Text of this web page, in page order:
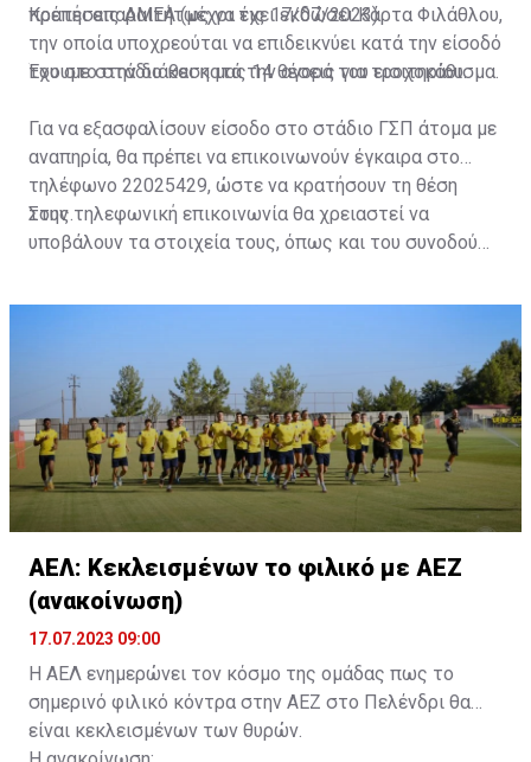
πρέπει απαραιτήτως να έχει εκδώσει Κάρτα Φιλάθλου,
την οποία υποχρεούται να επιδεικνύει κατά την είσοδό
του στο στάδιο και κατά την αγορά του εισιτηρίου.
Κρατήσεις ΑΜΕΑ (μέχρι τις 17/07/2023)
Έχουμε στην διάθεση μας 14 θέσεις για τροχοκάθισμα.
Για να εξασφαλίσουν είσοδο στο στάδιο ΓΣΠ άτομα με
αναπηρία, θα πρέπει να επικοινωνούν έγκαιρα στο
τηλέφωνο 22025429, ώστε να κρατήσουν τη θέση
τους.
Στην τηλεφωνική επικοινωνία θα χρειαστεί να
υποβάλουν τα στοιχεία τους, όπως και του συνοδού
ονοματεπώνυμο, αριθμός πινακίδας αυτοκινήτου,
ΑΕΛ: Κεκλεισμένων το φιλικό με ΑΕΖ
(ανακοίνωση)
17.07.2023 09:00
Η ΑΕΛ ενημερώνει τον κόσμο της ομάδας πως το
σημερινό φιλικό κόντρα στην ΑΕΖ στο Πελένδρι θα
είναι κεκλεισμένων των θυρών.